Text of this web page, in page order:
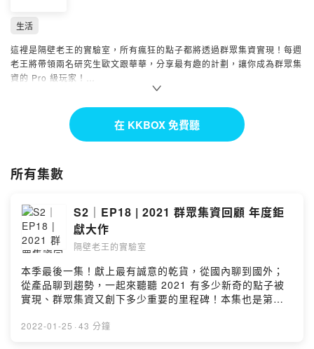
生活
這裡是隔壁老王的實驗室，所有瘋狂的點子都將透過群眾集資實現！每週
老王將帶領兩名研究生歐文跟華華，分享最有趣的計劃，讓你成為群眾集
資的 Pro 級玩家！
歡迎到「隔壁老王的實驗室」關注各式實驗中的最新配方：
https://www.facebook.com/neighb0r.wang
https://www.instagram.com/neighb0r_wang/
在 KKBOX 免費聽
所有集數
S2｜EP18 | 2021 群眾集資回顧 年度鉅
獻大作
隔壁老王的實驗室
本季最後一集！獻上最有誠意的乾貨，從國內聊到國外；
從產品聊到趨勢，一起來聽聽 2021 有多少新奇的點子被
實現、群眾集資又創下多少重要的里程碑！本集也是第二
心，下一季絕對會為好鄰居們帶來更精彩的內容，請期待
2022-01-25 · 43 分鐘